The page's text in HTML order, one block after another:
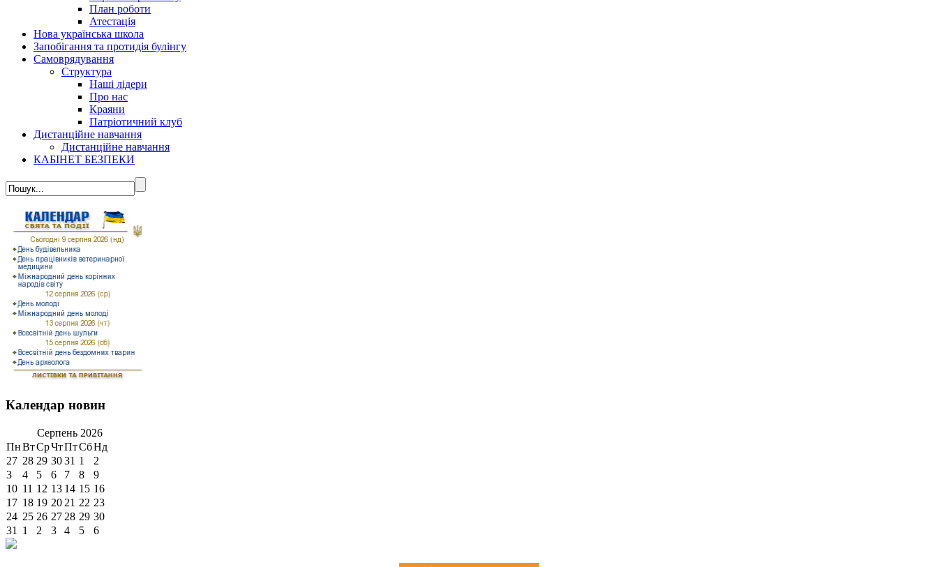
План роботи
Атестація
Нова українська школа
Запобігання та протидія булінгу
Cамоврядування
Структура
Наші лідери
Про нас
Краяни
Патріотичний клуб
Дистанційне навчання
Дистанційне навчання
КАБІНЕТ БЕЗПЕКИ
Календар новин
Серпень 2026
ПнВтСрЧтПтСбНд
27 28 29 3031 1
2
3
4 5 6 7 8
9
10 11 12 13 14 15 16
17 18 19 20 21 22 23
24 25 26 27 28 29 30
31
1 2 3 4 5 6